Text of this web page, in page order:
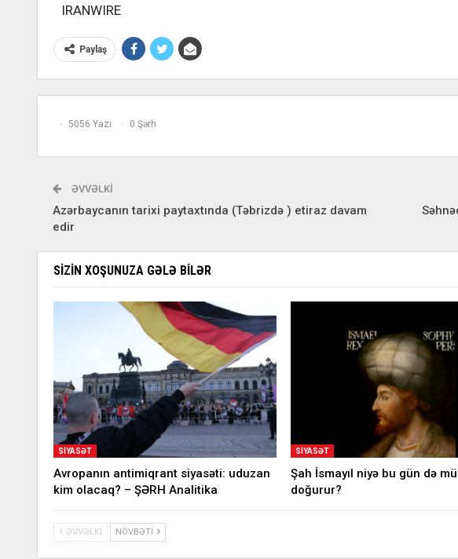
IRANWIRE
Paylaş
5056 Yazı 0 Şərh
ƏVVƏLKI
Azərbaycanın tarixi paytaxtında (Təbrizdə ) etiraz davam
edir
SIZIN XOŞUNUZA GƏLƏ BILƏR
SIYASƏT
Avropanın antimiqrant siyasəti: uduzan
kim olacaq? – ŞƏRH Analitika
SIYASƏT
Şah İsmayıl niyə bu gün də
doğurur?
ƏVVƏLKI NÖVBƏTI